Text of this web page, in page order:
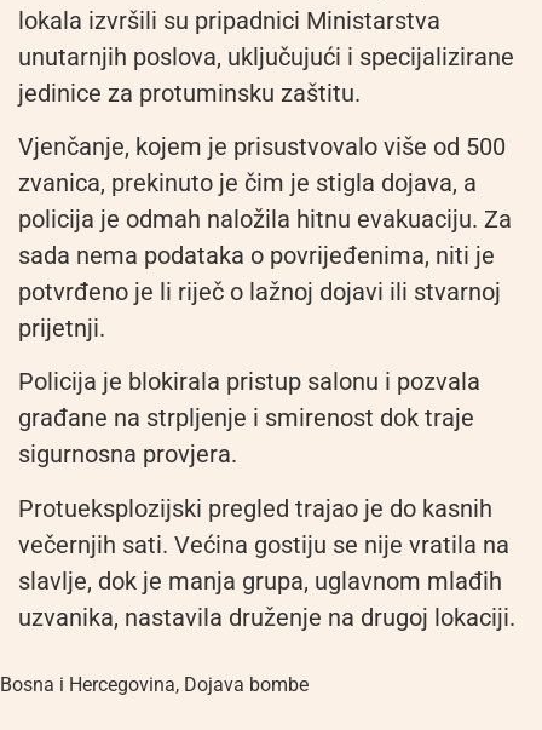
lokala izvršili su pripadnici Ministarstva
unutarnjih poslova, uključujući i specijalizirane
jedinice za protuminsku zaštitu.
Vjenčanje, kojem je prisustvovalo više od 500
zvanica, prekinuto je čim je stigla dojava, a
policija je odmah naložila hitnu evakuaciju. Za
sada nema podataka o povrijeđenima, niti je
potvrđeno je li riječ o lažnoj dojavi ili stvarnoj
prijetnji.
Policija je blokirala pristup salonu i pozvala
građane na strpljenje i smirenost dok traje
sigurnosna provjera.
Protueksplozijski pregled trajao je do kasnih
večernjih sati. Većina gostiju se nije vratila na
slavlje, dok je manja grupa, uglavnom mlađih
uzvanika, nastavila druženje na drugoj lokaciji.
Bosna i Hercegovina, Dojava bombe